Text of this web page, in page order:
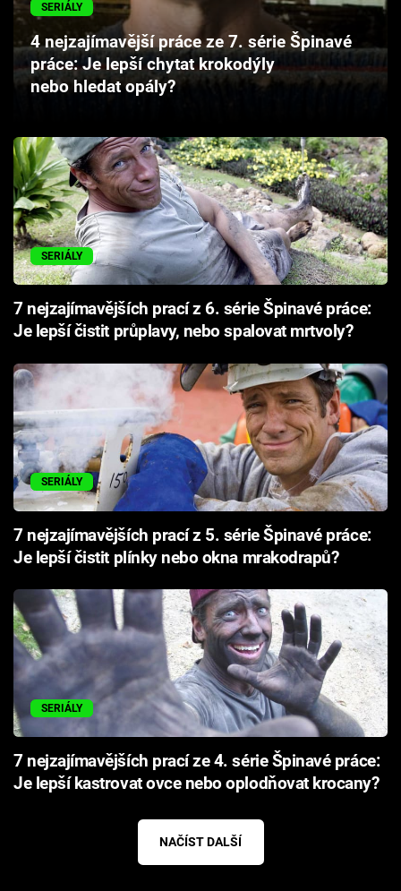
Cool Esport
Pořady
Sledujte prima+
Přihlášení
Sledujte nás
SERIÁLY
4 nejzajímavější práce ze 7. série Špinavé
práce: Je lepší chytat krokodýly
nebo hledat opály?
SERIÁLY
7 nejzajímavějších prací z 6. série Špinavé práce:
Je lepší čistit průplavy, nebo spalovat mrtvoly?
SERIÁLY
7 nejzajímavějších prací z 5. série Špinavé práce:
Je lepší čistit plínky nebo okna mrakodrapů?
SERIÁLY
7 nejzajímavějších prací ze 4. série Špinavé práce:
Je lepší kastrovat ovce nebo oplodňovat krocany?
NAČÍST DALŠÍ